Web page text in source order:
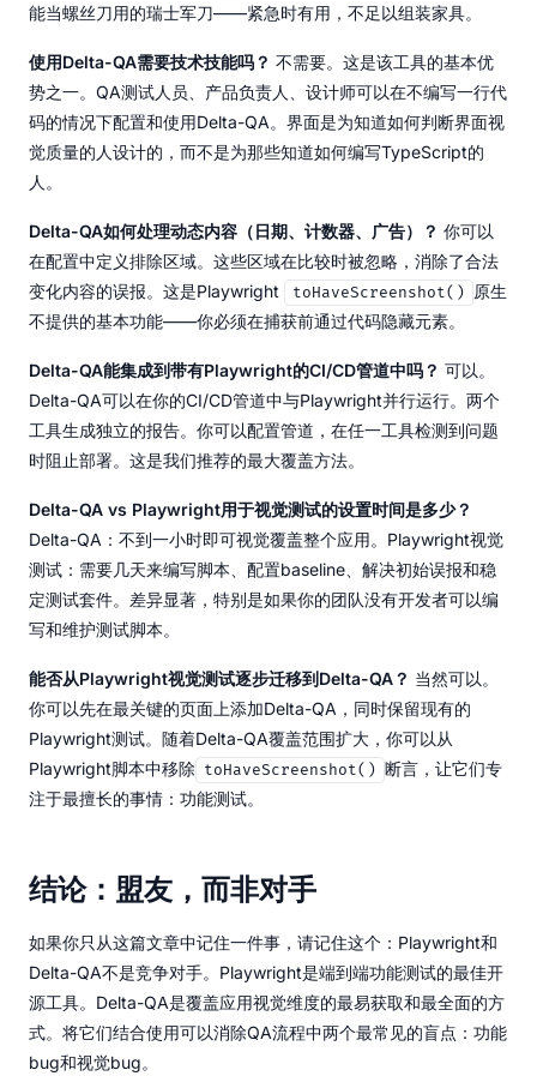
能当螺丝刀用的瑞士军刀——紧急时有用，不足以组装家具。
使用Delta-QA需要技术技能吗？ 不需要。这是该工具的基本优
势之一。QA测试人员、产品负责人、设计师可以在不编写一行代
码的情况下配置和使用Delta-QA。界面是为知道如何判断界面视
觉质量的人设计的，而不是为那些知道如何编写TypeScript的
人。
Delta-QA如何处理动态内容（日期、计数器、广告）？ 你可以
在配置中定义排除区域。这些区域在比较时被忽略，消除了合法
变化内容的误报。这是Playwright
toHaveScreenshot()
原生
不提供的基本功能——你必须在捕获前通过代码隐藏元素。
Delta-QA能集成到带有Playwright的CI/CD管道中吗？ 可以。
Delta-QA可以在你的CI/CD管道中与Playwright并行运行。两个
工具生成独立的报告。你可以配置管道，在任一工具检测到问题
时阻止部署。这是我们推荐的最大覆盖方法。
Delta-QA vs Playwright用于视觉测试的设置时间是多少？
Delta-QA：不到一小时即可视觉覆盖整个应用。Playwright视觉
测试：需要几天来编写脚本、配置baseline、解决初始误报和稳
定测试套件。差异显著，特别是如果你的团队没有开发者可以编
写和维护测试脚本。
能否从Playwright视觉测试逐步迁移到Delta-QA？ 当然可以。
你可以先在最关键的页面上添加Delta-QA，同时保留现有的
Playwright测试。随着Delta-QA覆盖范围扩大，你可以从
Playwright脚本中移除 toHaveScreenshot() 断言，让它们专
注于最擅长的事情：功能测试。
结论：盟友，而非对手
如果你只从这篇文章中记住一件事，请记住这个：Playwright和
Delta-QA不是竞争对手。Playwright是端到端功能测试的最佳开
源工具。Delta-QA是覆盖应用视觉维度的最易获取和最全面的方
式。将它们结合使用可以消除QA流程中两个最常见的盲点：功能
bug和视觉bug。